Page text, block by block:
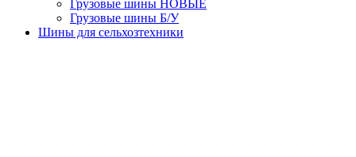
Грузовые шины НОВЫЕ
Грузовые шины Б/У
Шины для сельхозтехники